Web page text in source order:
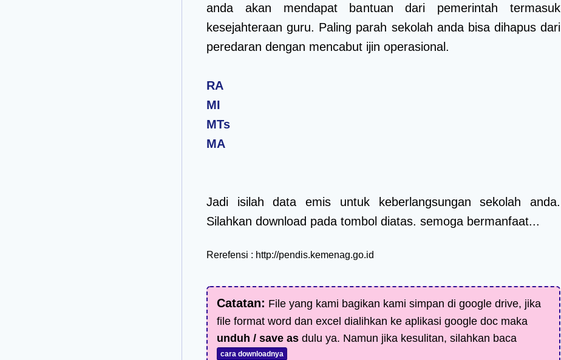
anda akan mendapat bantuan dari pemerintah termasuk
kesejahteraan guru. Paling parah sekolah anda bisa dihapus dari
peredaran dengan mencabut ijin operasional.
RA
MI
MTs
MA
Jadi isilah data emis untuk keberlangsungan sekolah anda.
Silahkan download pada tombol diatas. semoga bermanfaat...
Rerefensi : http://pendis.kemenag.go.id
Catatan: File yang kami bagikan kami simpan di google drive, jika
file format word dan excel dialihkan ke aplikasi google doc maka
unduh / save as dulu ya. Namun jika kesulitan, silahkan baca
cara downloadnya